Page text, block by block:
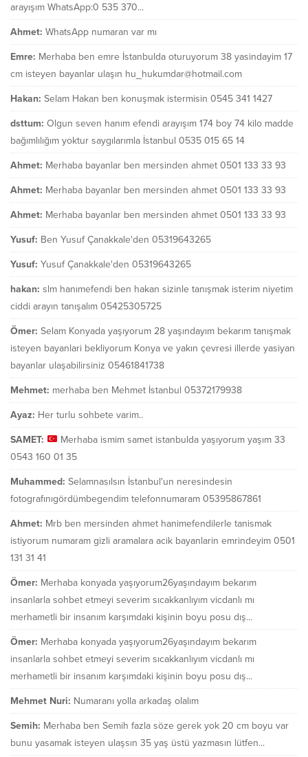
arayışım WhatsApp:0 535 370...
Ahmet: WhatsApp numaran var mı
Emre: Merhaba ben emre İstanbulda oturuyorum 38 yasindayim 17
cm isteyen bayanlar ulaşın hu_hukumdar@hotmail.com
Hakan: Selam Hakan ben konuşmak istermisin 0545 341 1427
dsttum: Olgun seven hanım efendi arayışım 174 boy 74 kilo madde
bağımlılığım yoktur saygılarımla İstanbul 0535 015 65 14
Ahmet: Merhaba bayanlar ben mersinden ahmet 0501 133 33 93
Ahmet: Merhaba bayanlar ben mersinden ahmet 0501 133 33 93
Ahmet: Merhaba bayanlar ben mersinden ahmet 0501 133 33 93
Yusuf: Ben Yusuf Çanakkale'den 05319643265
Yusuf: Yusuf Çanakkale'den 05319643265
hakan: slm hanımefendi ben hakan sizinle tanışmak isterim niyetim
ciddi arayın tanışalım 05425305725
Ömer: Selam Konyada yaşıyorum 28 yaşındayım bekarım tanışmak
isteyen bayanlari bekliyorum Konya ve yakın çevresi illerde yasiyan
bayanlar ulaşabilirsiniz 05461841738
Mehmet: merhaba ben Mehmet İstanbul 05372179938
Ayaz: Her turlu sohbete varim..
SAMET:
Merhaba ismim samet istanbulda yaşıyorum yaşım 33
0543 160 01 35
Muhammed: Selamnasılsın İstanbul'un neresindesin
fotografınıgördümbegendim telefonnumaram 05395867861
Ahmet: Mrb ben mersinden ahmet hanimefendilerle tanismak
istiyorum numaram gizli aramalara acik bayanlarin emrindeyim 0501
131 31 41
Ömer: Merhaba konyada yaşıyorum26yaşındayım bekarım
insanlarla sohbet etmeyi severim sıcakkanlıyım vicdanlı mı
merhametli bir insanım karşımdaki kişinin boyu posu dış...
Ömer: Merhaba konyada yaşıyorum26yaşındayım bekarım
insanlarla sohbet etmeyi severim sıcakkanlıyım vicdanlı mı
merhametli bir insanım karşımdaki kişinin boyu posu dış...
Mehmet Nuri: Numaranı yolla arkadaş olalım
Semih: Merhaba ben Semih fazla söze gerek yok 20 cm boyu var
bunu yasamak isteyen ulaşsın 35 yaş üstü yazmasın lütfen...